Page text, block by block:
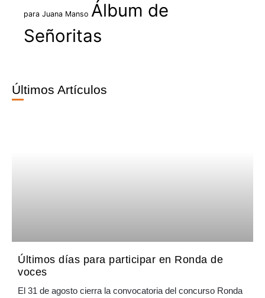
para Juana Manso Álbum de
Señoritas
Últimos Artículos
Últimos días para participar en Ronda de
voces
El 31 de agosto cierra la convocatoria del concurso Ronda